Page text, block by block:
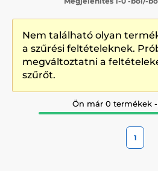
Nem található olyan
a szűrési feltételeknek.
megváltoztatni a
szűrőt.
Ön már 0 termékek
1